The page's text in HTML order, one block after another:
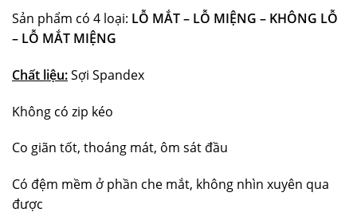
Sản phẩm có 4 loại: LỖ MẮT – LỖ MIỆNG – KHÔNG LỖ
– LỖ MẮT MIỆNG
Chất liệu:Sợi Spandex
Không có zip kéo
Co giãn tốt, thoáng mát, ôm sát đầu
Có đệm mềm ở phần che mắt, không nhìn xuyên qua
được